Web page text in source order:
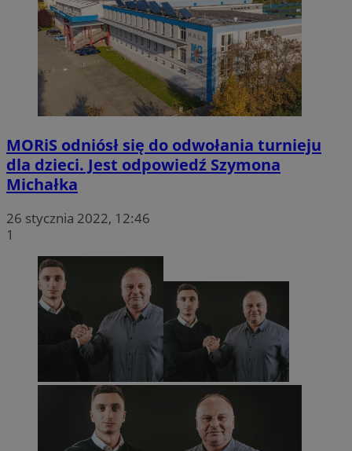
MORiS odniósł się do odwołania turnieju
dla dzieci. Jest odpowiedź Szymona
Michałka
26 stycznia 2022, 12:46
1